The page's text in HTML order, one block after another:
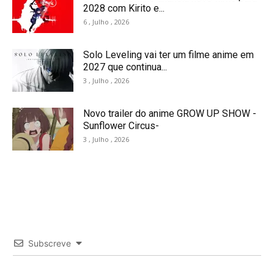
2028 com Kirito e...
6 , Julho , 2026
Solo Leveling vai ter um filme anime em
2027 que continua...
3 , Julho , 2026
Novo trailer do anime GROW UP SHOW -
Sunflower Circus-
3 , Julho , 2026
Subscreve